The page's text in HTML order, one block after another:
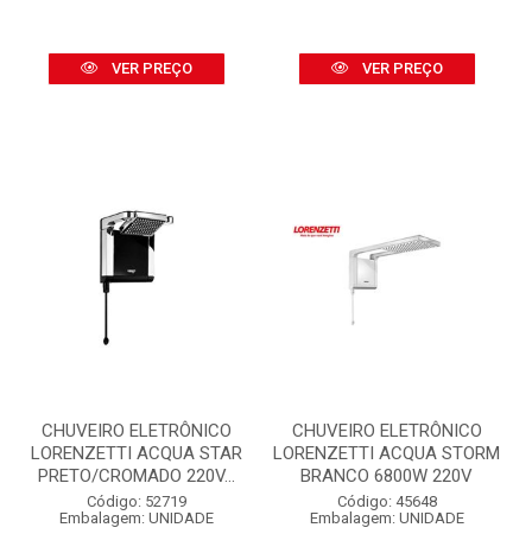
VER PREÇO VER PREÇO
CHUVEIRO ELETRÔNICO
LORENZETTI ACQUA STAR
PRETO/CROMADO 220V...
Código: 52719
Embalagem: UNIDADE
CHUVEIRO ELETRÔNICO
LORENZETTI ACQUA STORM
BRANCO 6800W 220V
Código: 45648
Embalagem: UNIDADE